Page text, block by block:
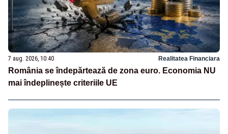
7 aug. 2026, 10:40 Realitatea Financiara
România se îndepărtează de zona euro. Economia NU
mai îndeplinește criteriile UE